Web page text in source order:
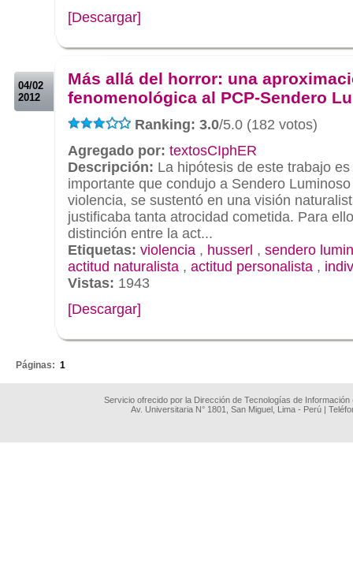
[Descargar]
04/02
2012
Más allá del horror: una
fenomenológica al PCP-Sendero
Ranking: 3.0/5.0 (182 votos)
Agregado por: textosCIphER
Descripción: La hipótesis de este trabajo
importante que condujo a Sendero
violencia, se sustentó en una visión
justificaba tanta atrocidad cometida. Para
distinción entre la act...
Etiquetas: violencia , husserl , sendero
actitud naturalista , actitud personalista ,
Vistas: 1943
[Descargar]
Páginas: 1
Servicio ofrecido por la Dirección de Tecnologías de
Av. Universitaria N° 1801, San Miguel, Lima - Perú |